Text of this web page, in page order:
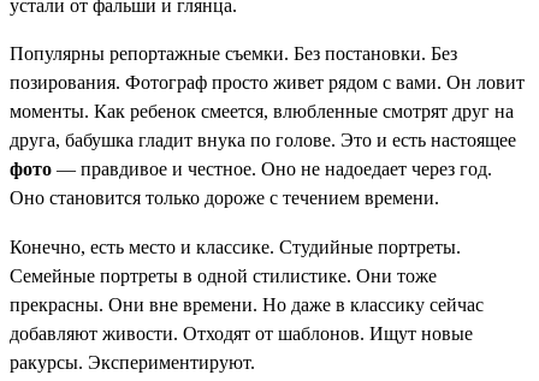
устали от фальши и глянца.
Популярны репортажные съемки. Без постановки. Без
позирования. Фотограф просто живет рядом с вами. Он ловит
моменты. Как ребенок смеется, влюбленные смотрят друг на
друга, бабушка гладит внука по голове. Это и есть настоящее
фото — правдивое и честное. Оно не надоедает через год.
Оно становится только дороже с течением времени.
Конечно, есть место и классике. Студийные портреты.
Семейные портреты в одной стилистике. Они тоже
прекрасны. Они вне времени. Но даже в классику сейчас
добавляют живости. Отходят от шаблонов. Ищут новые
ракурсы. Экспериментируют.